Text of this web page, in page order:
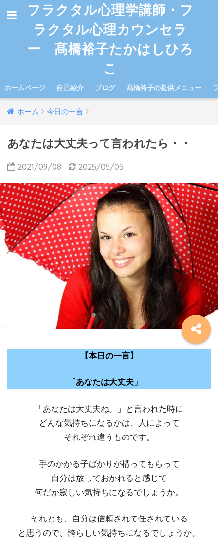
フラクタル心理学講師・フ
ラクタル心理カウンセラ
ー 髙橋裕子たかはしひろ
こ
ホームページ 自己紹介 ブログ 髙橋裕子の提供メニュー
ホーム 今日の一言
あなたは大丈夫って言われたら・・
2021/09/08 2025/05/05
【本日の一言】
「あなたは大丈夫」
「あなたは大丈夫ね。」と言われた時に
どんな気持ちになるかは、人によって
それぞれ違うものです。
手のかかる子ばかりが構ってもらって
自分は放っておかれると感じて
何だか寂しい気持ちになるでしょうか。
それとも、自分は信頼されて任されている
と思うので、誇らしい気持ちになるでしょうか。